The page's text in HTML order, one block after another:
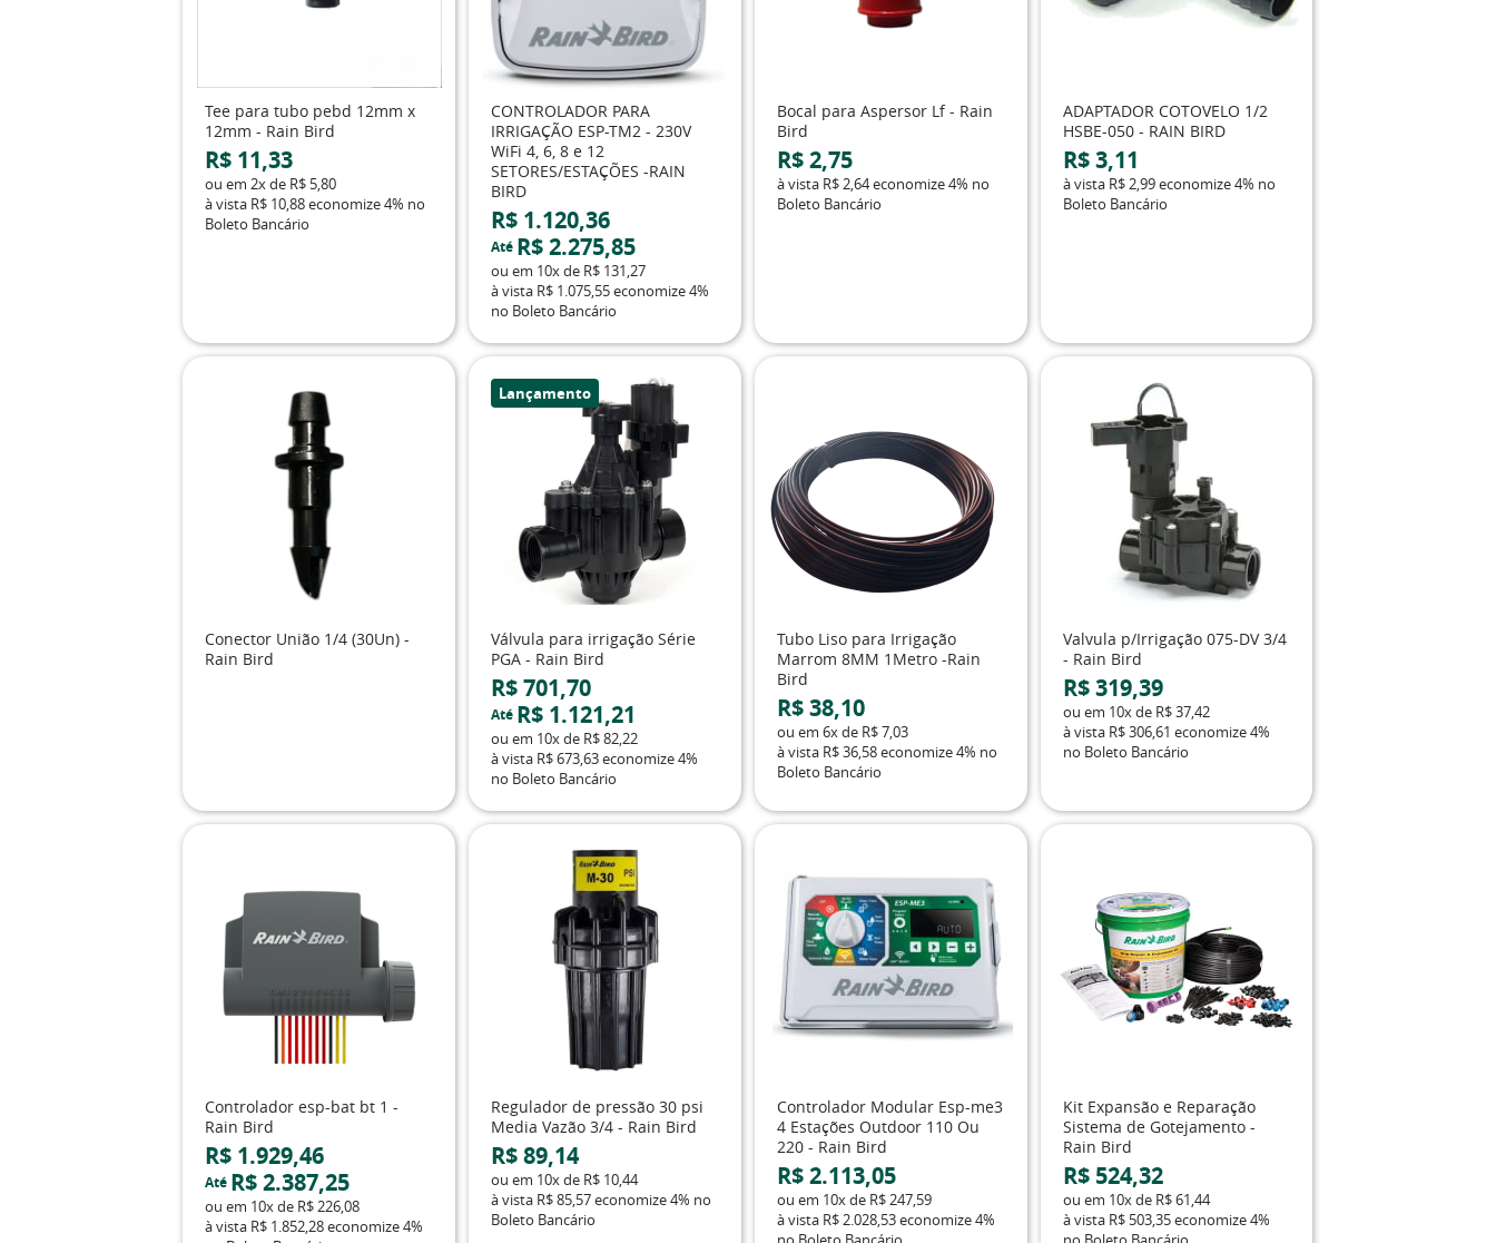
Tee para tubo pebd 12mm x
12mm - Rain Bird
R$ 11,33
ou em2xde R$ 5,80
à vista R$ 10,88economize4% no
Boleto Bancário
CONTROLADOR PARA
IRRIGAÇÃO ESP-TM2 - 230V
WiFi 4, 6, 8 e 12
SETORES/ESTAÇÕES -RAIN
BIRD
R$ 1.120,36
Até R$ 2.275,85
ou em 10xde R$ 131,27
à vista R$ 1.075,55economize4%
no Boleto Bancário
Bocal para Aspersor Lf - Rain
Bird
R$ 2,75
à vista R$ 2,64economize4% no
Boleto Bancário
ADAPTADOR COTOVELO 1/2
HSBE-050 - RAIN BIRD
R$ 3,11
à vista R$ 2,99economize4% no
Boleto Bancário
Conector União 1/4 (30Un) -
Rain Bird
Lançamento
Válvula para irrigação Série
PGA - Rain Bird
R$ 701,70
Até R$ 1.121,21
ou em 10xde R$ 82,22
à vista R$ 673,63economize4%
no Boleto Bancário
Tubo Liso para Irrigação
Marrom 8MM 1Metro -Rain
Bird
R$ 38,10
ou em 6xde R$ 7,03
à vista R$ 36,58economize4% no
Boleto Bancário
Valvula p/Irrigação 075-DV 3/4
- Rain Bird
R$ 319,39
ou em 10xde R$ 37,42
à vista R$ 306,61 economize4%
no Boleto Bancário
Controlador esp-bat bt 1 -
Rain Bird
R$ 1.929,46
Até R$ 2.387,25
ou em 10xde R$ 226,08
à vista R$ 1.852,28economize4%
Regulador de pressão 30 psi
Media Vazão 3/4 - Rain Bird
R$ 89,14
ou em 10xde R$ 10,44
à vista R$ 85,57economize4% no
Boleto Bancário
Controlador Modular Esp-me3
4 Estações Outdoor 110 Ou
220 - Rain Bird
R$ 2.113,05
ou em 10xde R$ 247,59
à vista R$ 2.028,53economize4%
Kit Expansão e Reparação
Sistema de Gotejamento -
Rain Bird
R$ 524,32
ou em 10xde R$ 61,44
à vista R$ 503,35economize4%